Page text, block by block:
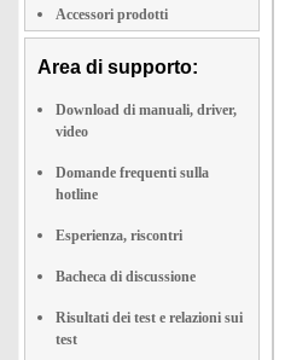
Accessori prodotti
Area di supporto:
Download di manuali, driver,
video
Domande frequenti sulla
hotline
Esperienza, riscontri
Bacheca di discussione
Risultati dei test e relazioni sui
test